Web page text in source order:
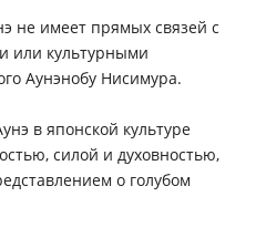
не имеет прямых связей с
или культурными
Аунэнобу Нисимура.
в японской культуре
силой и духовностью,
о голубом